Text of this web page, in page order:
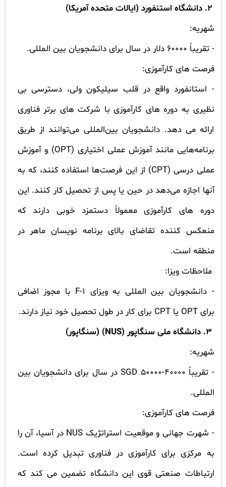
2. دانشگاه استنفورد (ایالات متحده آمریکا)
شهریه:
- تقریباً 60000 دلار در سال برای دانشجویان بین المللی.
فرصت های کارآموزی:
- استانفورد واقع در قلب سیلیکون ولی، دسترسی بی
نظیری به دوره های کارآموزی با شرکت های برتر فناوری
ارائه می دهد. دانشجویان بین‌المللی می‌توانند از طریق
برنامه‌هایی مانند آموزش عملی اختیاری (
OPT
) و آموزش
عملی درسی (
CPT
) از این فرصت‌ها استفاده کنند، که به
آنها اجازه می‌دهد در حین یا پس از تحصیل کار کنند. این
دوره های کارآموزی معمولاً دستمزد خوبی دارند که
منعکس کننده تقاضای بالای برنامه نویسان ماهر در
منطقه است.
ملاحظات ویزا:
- دانشجویان بین المللی به ویزای F-1 با مجوز اضافی
برای OPT یا CPT برای کار در طول تحصیل خود نیاز دارند.
3. دانشگاه ملی سنگاپور (
NUS) (سنگاپور)
شهریه:
- تقریباً 40000-50000 SGD در سال برای دانشجویان بین
المللی.
فرصت های کارآموزی:
- شهرت جهانی و موقعیت استراتژیک NUS در آسیا، آن را
به مرکزی برای کارآموزی در فناوری تبدیل کرده است.
ارتباطات صنعتی قوی این دانشگاه تضمین می کند که